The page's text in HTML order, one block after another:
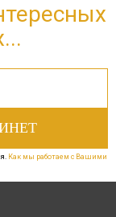
Как мы работаем с Вашими